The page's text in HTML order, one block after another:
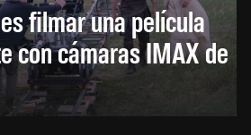
filmar una película
con cámaras IMAX de